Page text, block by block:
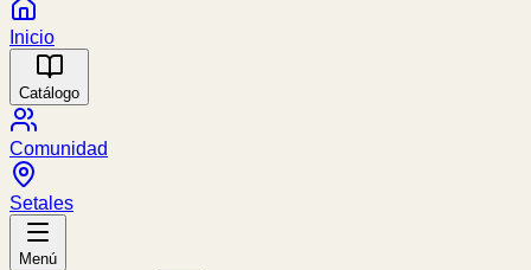
Inicio
Catálogo
Comunidad
Setales
Menú